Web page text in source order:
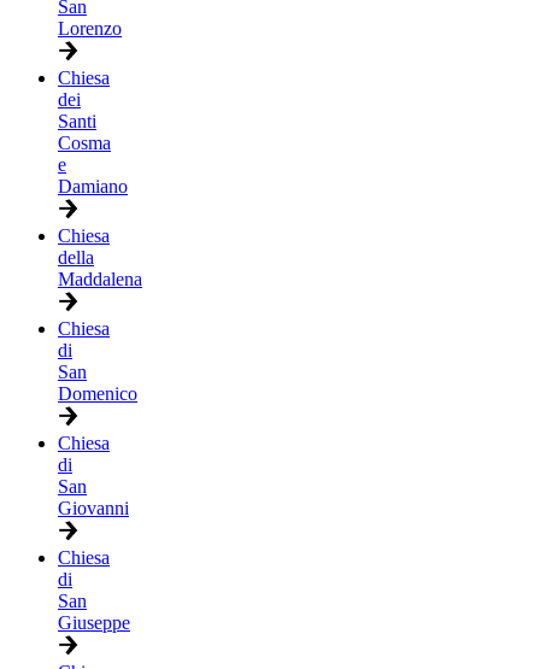
San
Lorenzo
Chiesa
dei
Santi
Cosma
e
Damiano
Chiesa
della
Maddalena
Chiesa
di
San
Domenico
Chiesa
di
San
Giovanni
Chiesa
di
San
Giuseppe